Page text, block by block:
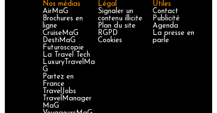
Nos médias
AirMaG
Brochures en
ligne
CruiseMaG
DestiMaG
Futuroscopie
La Travel Tech
LuxuryTravelMa
G
Partez en
France
TravelJobs
TravelManager
MaG
Légal
Signaler un
contenu illicite
Plan du site
RGPD
Cookies
Utiles
Contact
Publicité
Agenda
La presse en
parle